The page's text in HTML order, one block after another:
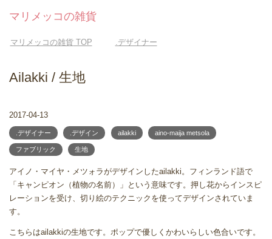
マリメッコの雑貨
マリメッコの雑貨TOP .デザイナー
Ailakki / 生地
2017-04-13
.デザイナー .デザイン ailakki aino-maija metsola
ファブリック 生地
アイノ・マイヤ・メツォラがデザインしたailakki。フィンランド語で
「キャンピオン（植物の名前）」という意味です。押し花からインスピ
レーションを受け、切り絵のテクニックを使ってデザインされていま
す。
こちらはailakkiの生地です。ポップで優しくかわいらしい色合いです。